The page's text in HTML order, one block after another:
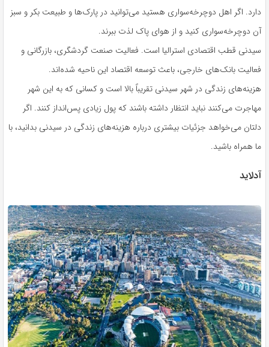
دارد. اگر اهل دوچرخه‌سواری هستید می‌توانید در پارک‌ها و طبیعت بکر و سبز
آن دوچرخه‌سواری کنید و از هوای پاک لذت ببرند.
سیدنی قطب اقتصادی استرالیا است. فعالیت صنعت گردشگری، بازرگانی و
فعالیت بانک‌های خارجی، باعث توسعه اقتصاد این ناحیه شده‌اند.
هزینه‌های زندگی در شهر سیدنی تقریباً بالا است و کسانی که به این شهر
مهاجرت می‌کنند نباید انتظار داشته باشند که پول زیادی پس‌انداز کنند. اگر
دلتان می‌خواهد جزئیات بیشتری درباره هزینه‌های زندگی در سیدنی بدانید، با
ما همراه باشید.
آدلاید